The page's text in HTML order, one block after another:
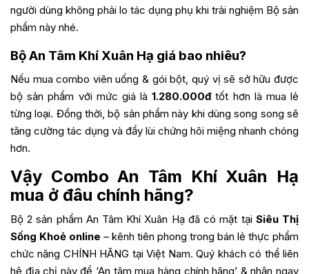
người dùng không phải lo tác dụng phụ khi trải nghiệm Bộ sản
phẩm này nhé.
Bộ An Tâm Khí Xuân Hạ giá bao nhiêu?
Nếu mua combo viên uống & gói bột, quý vị sẽ sở hữu được
bộ sản phẩm với mức giá là1.280.000đtốt hơn là mua lẻ
từng loại. Đồng thời, bộ sản phẩm này khi dùng song song sẽ
tăng cường tác dụng và đẩy lùi chứng hôi miệng nhanh chóng
hơn.
Vậy Combo An Tâm Khí Xuân Hạ
mua ở đâu chính hãng?
Bộ 2 sản phẩm An Tâm Khí Xuân Hạ đã có mặt tại Siêu Thị
Sống Khoẻ online – kênh tiên phong trong bán lẻ thực phẩm
chức năng CHÍNH HÃNG tại Việt Nam. Quý khách có thể liên
hệ địa chỉ này để ‘An tâm mua hàng chính hãng’ & nhận ngay